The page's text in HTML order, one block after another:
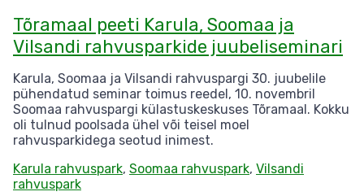
Tõramaal peeti Karula, Soomaa ja
Vilsandi rahvusparkide juubeliseminari
Karula, Soomaa ja Vilsandi rahvuspargi 30. juubelile
pühendatud seminar toimus reedel, 10. novembril
Soomaa rahvuspargi külastuskeskuses Tõramaal. Kokku
oli tulnud poolsada ühel või teisel moel
rahvusparkidega seotud inimest.
Karula rahvuspark, Soomaa rahvuspark, Vilsandi
rahvuspark